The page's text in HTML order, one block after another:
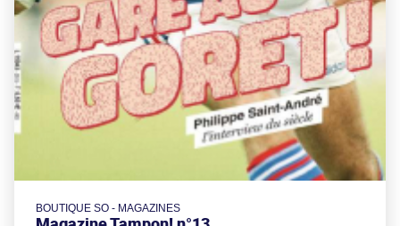
BOUTIQUE SO - MAGAZINES